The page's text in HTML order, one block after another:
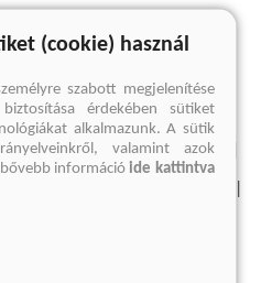
nincs találat
Elállási felmondási nyilatkozat
(cookie) használ
szabott megjelenítése
érdekében sütiket
alkalmazunk. A sütik
valamint azok
bővebb információide kattintva